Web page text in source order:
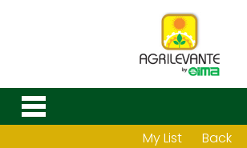
My List Back